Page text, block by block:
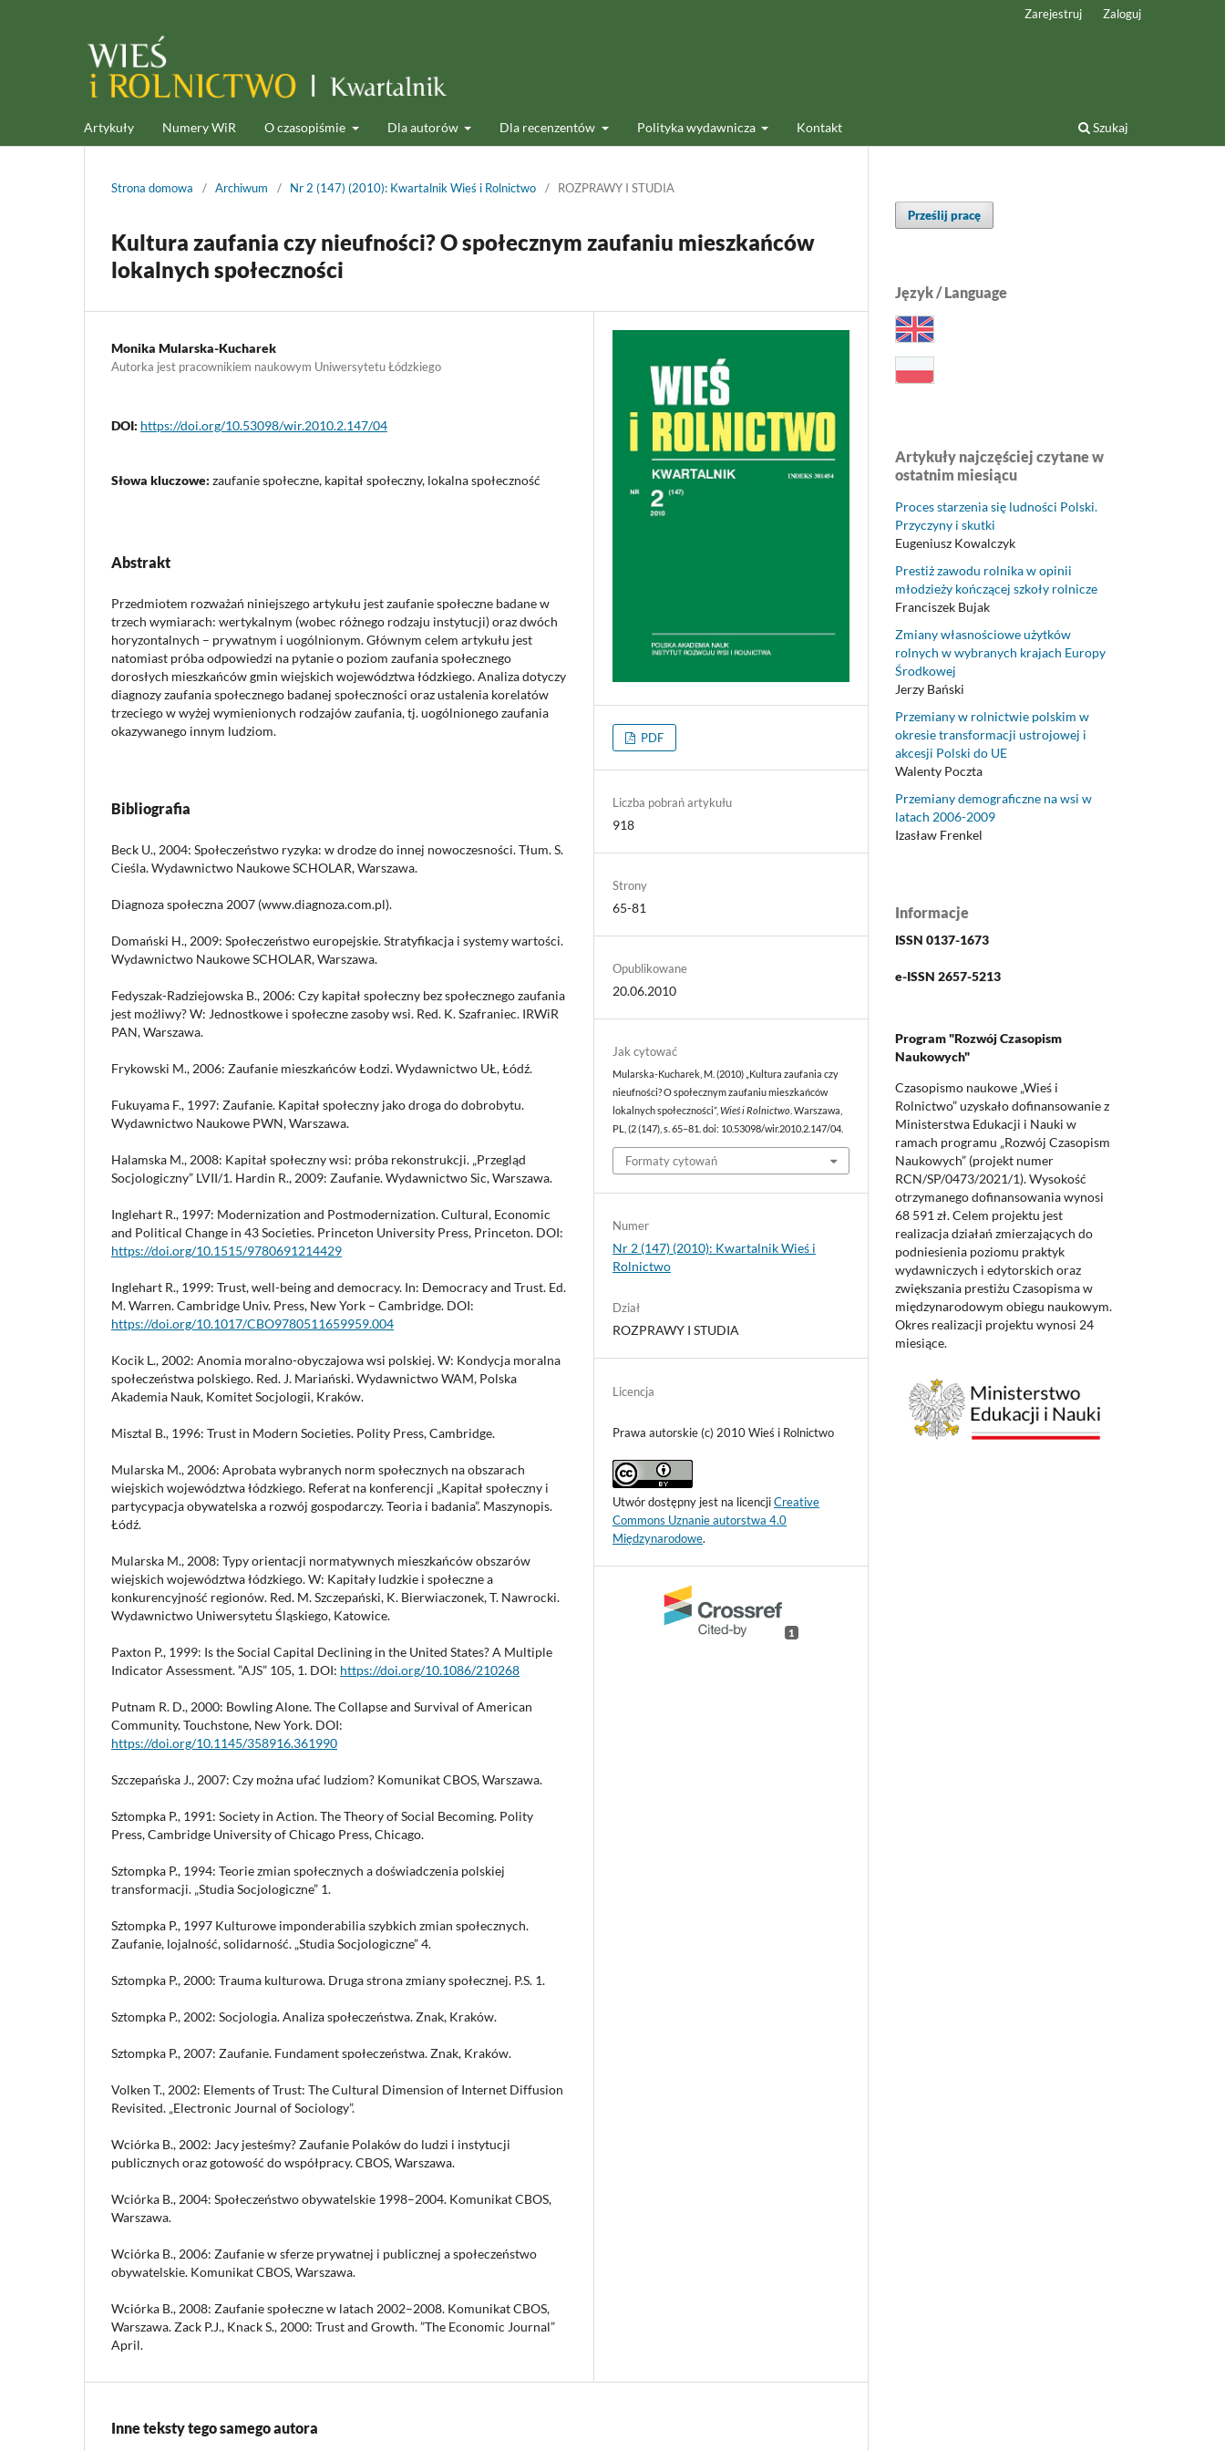
Artykuły Numery WiR O czasopiśmie Dla autorów Dla recenzentów Polityka wydawnicza Kontakt Szukaj
Zarejestruj Zaloguj
Strona domowa / Archiwum / Nr 2 (147) (2010): Kwartalnik Wieś i Rolnictwo / ROZPRAWY I STUDIA
Kultura zaufania czy nieufności? O społecznym zaufaniu mieszkańców
lokalnych społeczności
Monika Mularska-Kucharek
Autorka jest pracownikiem naukowym Uniwersytetu Łódzkiego
DOI: https://doi.org/10.53098/wir.2010.2.147/04
Słowa kluczowe: zaufanie społeczne, kapitał społeczny, lokalna społeczność
Abstrakt
Przedmiotem rozważań niniejszego artykułu jest zaufanie społeczne badane w
trzech wymiarach: wertykalnym (wobec różnego rodzaju instytucji) oraz dwóch
horyzontalnych – prywatnym i uogólnionym. Głównym celem artykułu jest
natomiast próba odpowiedzi na pytanie o poziom zaufania społecznego
dorosłych mieszkańców gmin wiejskich województwa łódzkiego. Analiza dotyczy
diagnozy zaufania społecznego badanej społeczności oraz ustalenia korelatów
trzeciego w wyżej wymienionych rodzajów zaufania, tj. uogólnionego zaufania
okazywanego innym ludziom.
Bibliografia
Beck U., 2004: Społeczeństwo ryzyka: w drodze do innej nowoczesności. Tłum. S.
Cieśla. Wydawnictwo Naukowe SCHOLAR, Warszawa.
Diagnoza społeczna 2007 (www.diagnoza.com.pl).
Domański H., 2009: Społeczeństwo europejskie. Stratyfikacja i systemy wartości.
Wydawnictwo Naukowe SCHOLAR, Warszawa.
Fedyszak-Radziejowska B., 2006: Czy kapitał społeczny bez społecznego zaufania
jest możliwy? W: Jednostkowe i społeczne zasoby wsi. Red. K. Szafraniec. IRWiR
PAN, Warszawa.
Frykowski M., 2006: Zaufanie mieszkańców Łodzi. Wydawnictwo UŁ, Łódź.
Fukuyama F., 1997: Zaufanie. Kapitał społeczny jako droga do dobrobytu.
Wydawnictwo Naukowe PWN, Warszawa.
Halamska M., 2008: Kapitał społeczny wsi: próba rekonstrukcji. „Przegląd
Socjologiczny” LVII/1. Hardin R., 2009: Zaufanie. Wydawnictwo Sic, Warszawa.
Inglehart R., 1997: Modernization and Postmodernization. Cultural, Economic
and Political Change in 43 Societies. Princeton University Press, Princeton. DOI:
https://doi.org/10.1515/9780691214429
Inglehart R., 1999: Trust, well-being and democracy. In: Democracy and Trust. Ed.
M. Warren. Cambridge Univ. Press, New York – Cambridge. DOI:
https://doi.org/10.1017/CBO9780511659959.004
Kocik L., 2002: Anomia moralno-obyczajowa wsi polskiej. W: Kondycja moralna
społeczeństwa polskiego. Red. J. Mariański. Wydawnictwo WAM, Polska
Akademia Nauk, Komitet Socjologii, Kraków.
Misztal B., 1996: Trust in Modern Societies. Polity Press, Cambridge.
Mularska M., 2006: Aprobata wybranych norm społecznych na obszarach
wiejskich województwa łódzkiego. Referat na konferencji „Kapitał społeczny i
partycypacja obywatelska a rozwój gospodarczy. Teoria i badania”. Maszynopis.
Łódź.
Mularska M., 2008: Typy orientacji normatywnych mieszkańców obszarów
wiejskich województwa łódzkiego. W: Kapitały ludzkie i społeczne a
konkurencyjność regionów. Red. M. Szczepański, K. Bierwiaczonek, T. Nawrocki.
Wydawnictwo Uniwersytetu Śląskiego, Katowice.
Paxton P., 1999: Is the Social Capital Declining in the United States? A Multiple
Indicator Assessment. ”AJS” 105, 1. DOI: https://doi.org/10.1086/210268
Putnam R. D., 2000: Bowling Alone. The Collapse and Survival of American
Community. Touchstone, New York. DOI:
https://doi.org/10.1145/358916.361990
Szczepańska J., 2007: Czy można ufać ludziom? Komunikat CBOS, Warszawa.
Sztompka P., 1991: Society in Action. The Theory of Social Becoming. Polity
Press, Cambridge University of Chicago Press, Chicago.
Sztompka P., 1994: Teorie zmian społecznych a doświadczenia polskiej
transformacji. „Studia Socjologiczne” 1.
Sztompka P., 1997 Kulturowe imponderabilia szybkich zmian społecznych.
Zaufanie, lojalność, solidarność. „Studia Socjologiczne” 4.
Sztompka P., 2000: Trauma kulturowa. Druga strona zmiany społecznej. P.S. 1.
Sztompka P., 2002: Socjologia. Analiza społeczeństwa. Znak, Kraków.
Sztompka P., 2007: Zaufanie. Fundament społeczeństwa. Znak, Kraków.
Volken T., 2002: Elements of Trust: The Cultural Dimension of Internet Diffusion
Revisited. „Electronic Journal of Sociology”.
Wciórka B., 2002: Jacy jesteśmy? Zaufanie Polaków do ludzi i instytucji
publicznych oraz gotowość do współpracy. CBOS, Warszawa.
Wciórka B., 2004: Społeczeństwo obywatelskie 1998–2004. Komunikat CBOS,
Warszawa.
Wciórka B., 2006: Zaufanie w sferze prywatnej i publicznej a społeczeństwo
obywatelskie. Komunikat CBOS, Warszawa.
Wciórka B., 2008: Zaufanie społeczne w latach 2002–2008. Komunikat CBOS,
Warszawa. Zack P.J., Knack S., 2000: Trust and Growth. ”The Economic Journal”
April.
PDF
Liczba pobrań artykułu
918
Strony
65-81
Opublikowane
20.06.2010
Jak cytować
Mularska-Kucharek, M. (2010) „Kultura zaufania czy
nieufności? O społecznym zaufaniu mieszkańców
lokalnych społeczności”,Wieś i Rolnictwo . Warszawa,
PL, (2 (147), s. 65–81. doi: 10.53098/wir.2010.2.147/04.
Formaty cytowań
Numer
Nr 2 (147) (2010): Kwartalnik Wieś i
Rolnictwo
Dział
ROZPRAWY I STUDIA
Licencja
Prawa autorskie (c) 2010 Wieś i Rolnictwo
Utwór dostępny jest na licencjiCreative
Commons Uznanie autorstwa 4.0
Międzynarodowe.
1
Inne teksty tego samego autora
Prześlij pracę
Język / Language
Artykuły najczęściej czytane w
ostatnim miesiącu
Proces starzenia się ludności Polski.
Przyczyny i skutki
Eugeniusz Kowalczyk
Prestiż zawodu rolnika w opinii
młodzieży kończącej szkoły rolnicze
Franciszek Bujak
Zmiany własnościowe użytków
rolnych w wybranych krajach Europy
Środkowej
Jerzy Bański
Przemiany w rolnictwie polskim w
okresie transformacji ustrojowej i
akcesji Polski do UE
Walenty Poczta
Przemiany demograficzne na wsi w
latach 2006-2009
Izasław Frenkel
Informacje
ISSN 0137-1673
e-ISSN 2657-5213
Program "Rozwój Czasopism
Naukowych"
Czasopismo naukowe „Wieś i
Rolnictwo” uzyskało dofinansowanie z
Ministerstwa Edukacji i Nauki w
ramach programu „Rozwój Czasopism
Naukowych” (projekt numer
RCN/SP/0473/2021/1). Wysokość
otrzymanego dofinansowania wynosi
68 591 zł. Celem projektu jest
realizacja działań zmierzających do
podniesienia poziomu praktyk
wydawniczych i edytorskich oraz
zwiększania prestiżu Czasopisma w
międzynarodowym obiegu naukowym.
Okres realizacji projektu wynosi 24
miesiące.